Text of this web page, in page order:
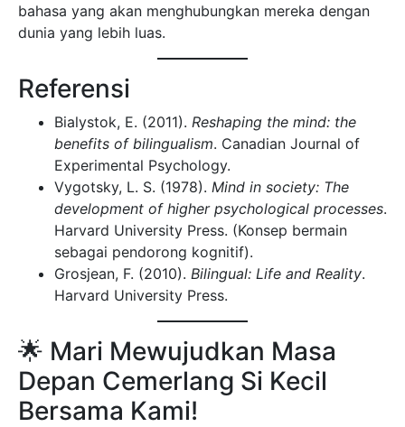
bahasa yang akan menghubungkan mereka dengan
dunia yang lebih luas.
Referensi
Bialystok, E. (2011). Reshaping the mind: the
benefits of bilingualism. Canadian Journal of
Experimental Psychology.
Vygotsky, L. S. (1978). Mind in society: The
development of higher psychological processes.
Harvard University Press. (Konsep bermain
sebagai pendorong kognitif).
Grosjean, F. (2010). Bilingual: Life and Reality.
Harvard University Press.
🌟 Mari Mewujudkan Masa
Depan Cemerlang Si Kecil
Bersama Kami!